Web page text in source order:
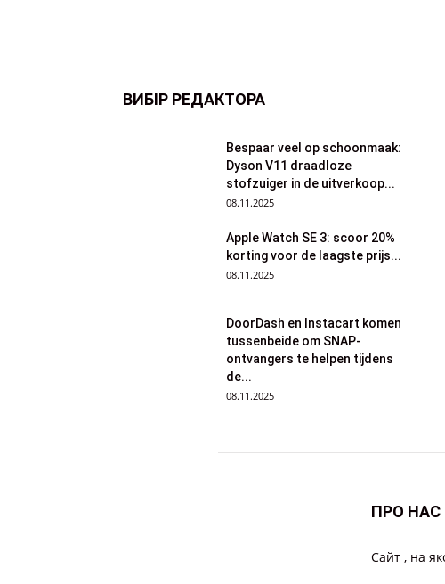
ВИБІР РЕДАКТОРА
Bespaar veel op schoonmaak:
Dyson V11 draadloze
stofzuiger in de uitverkoop...
08.11.2025
Apple Watch SE 3: scoor 20%
korting voor de laagste prijs...
08.11.2025
DoorDash en Instacart komen
tussenbeide om SNAP-
ontvangers te helpen tijdens
de...
08.11.2025
ПРО НАС
Cайт , на